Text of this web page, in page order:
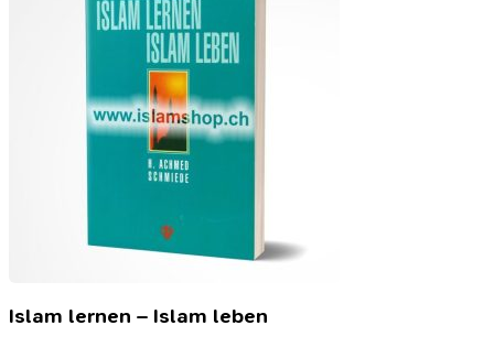
Islam lernen – Islam leben